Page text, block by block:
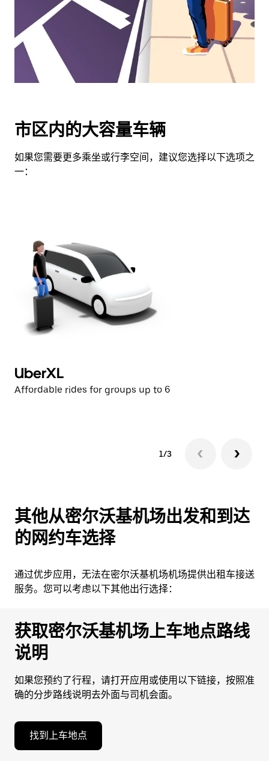
期。
按
闭
历。
市区内的大容量车辆
如果您需要更多乘坐或行李空间，建议您选择以下选项之
一：
UberXL
Affordable rides for groups up to 6
1/3
其他从密尔沃基机场出发和到达
的网约车选择
通过优步应用，无法在密尔沃基机场机场提供出租车接送
服务。您可以考虑以下其他出行选择：
获取密尔沃基机场上车地点路线
说明
如果您预约了行程，请打开应用或使用以下链接，按照准
确的分步路线说明去外面与司机会面。
找到上车地点